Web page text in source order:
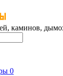
каминов,
0